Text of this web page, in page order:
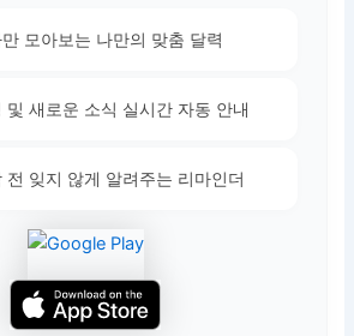
모아보는 나만의 맞춤 달력
및 새로운 소식 실시간 자동 안내
전 잊지 않게 알려주는 리마인더